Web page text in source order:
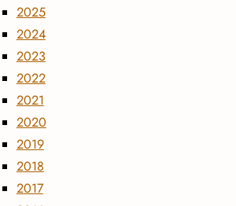
2025
2024
2023
2022
2021
2020
2019
2018
2017